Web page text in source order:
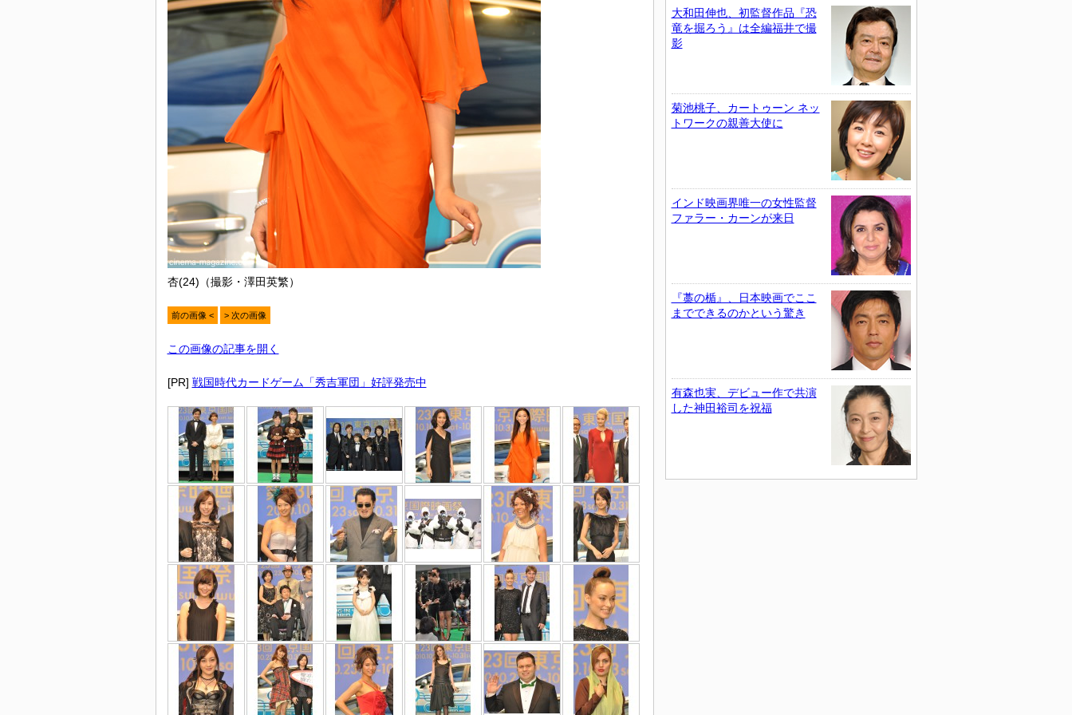
杏(24)（撮影・澤田英繁）
前の画像 < > 次の画像
この画像の記事を開く
[PR] 戦国時代カードゲーム「秀吉軍団」好評発売中
大和田伸也、初監督作品『恐
竜を掘ろう』は全編福井で撮
影
菊池桃子、カートゥーン ネッ
トワークの親善大使に
インド映画界唯一の女性監督
ファラー・カーンが来日
『藁の楯』、日本映画でここ
までできるのかという驚き
有森也実、デビュー作で共演
した神田裕司を祝福